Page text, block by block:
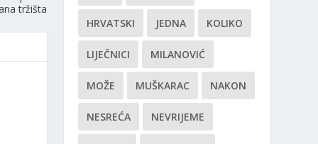
tržišta
HRVATSKI JEDNA KOLIKO
LIJEČNICI MILANOVIĆ
MOŽE MUŠKARAC NAKON
NESREĆA NEVRIJEME